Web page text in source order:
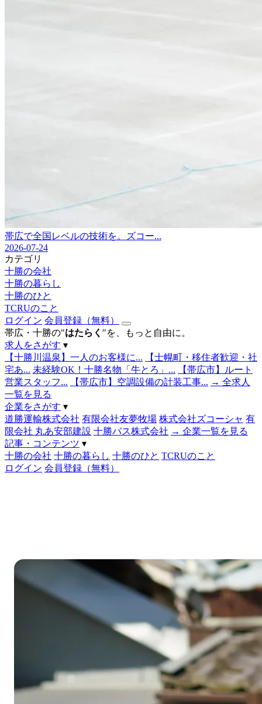
帯広で全国レベルの技術を。ズコー...
2026-07-24
カテゴリ
十勝の会社
十勝の暮らし
十勝のひと
TCRUのこと
ログイン 会員登録（無料）
帯広・十勝の"はたらく "を、もっと自由に。
求人をさがす ▾
【十勝川温泉】一人のお客様に...
【士幌町・移住者歓迎・社
宅あ... 未経験OK！十勝名物「牛とろ」...
【帯広市】ルート
営業スタッフ...
【帯広市】空調設備の計装工事... → 全求人
一覧を見る
企業をさがす ▾
道勝運輸株式会社 有限会社友夢牧場 株式会社ズコーシャ 有
限会社 丸あ安部建設 十勝バス株式会社 → 企業一覧を見る
記事・コンテンツ ▾
十勝の会社 十勝の暮らし 十勝のひと TCRUのこと
ログイン 会員登録（無料）